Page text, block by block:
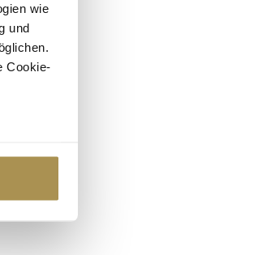
wie
und
Cookie-